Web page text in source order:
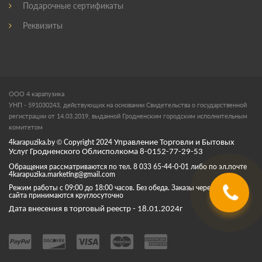
Подарочные сертификаты
Реквизиты
ООО 4 карапузика
УНП - 591030243, действующих на основании Свидетельства о государственной
регистрации от 14.03.2019, выданной Гродненским городским исполнительным
комитетом
4karapuzika.by © Copyright 2024 Управление Торговли и Бытовых
Услуг Гродненского Облисполкома 8-0152-77-29-53
Обращения рассматриваются по тел. 8 033 65-44-0-01 либо по эл.почте
4karapuzika.marketing@gmail.com
Режим работы с 09:00 до 18:00 часов. Без обеда. Заказы через корзину
сайта принимаются круглосуточно
Дата внесения в торговый реестр - 18.01.2024г